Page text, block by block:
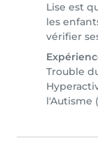
Lise est
les
vérifier
Trouble
l'Autisme